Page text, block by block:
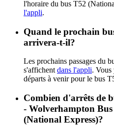
l'horaire du bus T52
l'appli.
Quand le prochain
arrivera-t-il?
Les prochains passages du
s'affichent dans l'appli. Vous
départs à venir pour le bus
Combien d'arrêts de
- Wolverhampton
(National Express)?